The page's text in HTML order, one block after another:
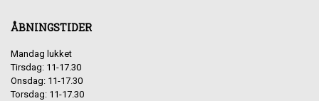
ÅBNINGSTIDER
Mandag lukket
Tirsdag: 11-17.30
Onsdag: 11-17.30
Torsdag: 11-17.30